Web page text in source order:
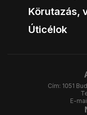
Körutazás,
Úticélok
Cím: 1051
E-